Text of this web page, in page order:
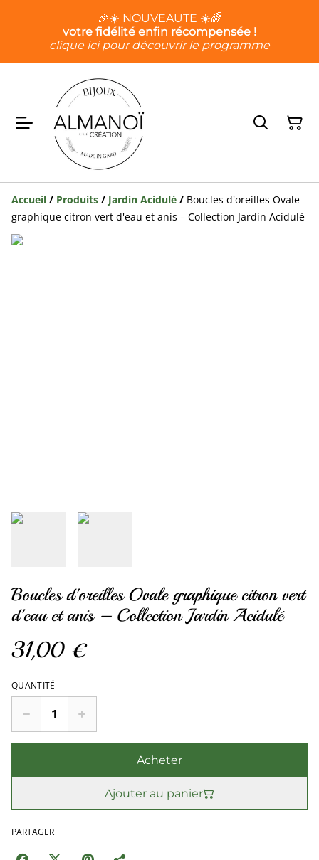
🎉☀️ NOUVEAUTE ☀️🌈
votre fidélité enfin récompensée !
clique ici pour découvrir le programme
Accueil / Produits / Jardin Acidulé / Boucles d'oreilles Ovale
graphique citron vert d'eau et anis – Collection Jardin Acidulé
Boucles d'oreilles Ovale graphique citron vert
d'eau et anis – Collection Jardin Acidulé
31,00 €
QUANTITÉ
Acheter
Ajouter au panier
PARTAGER